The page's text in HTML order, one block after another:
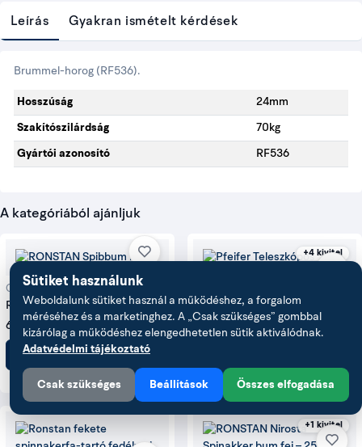
Leírás Gyakran ismételt kérdések
Brummel-horog (RF536).
Hosszúság 24mm
Szakítószilárdság 70kg
Gyártói azonosító RF536
A kategóriából ajánljuk
Cikkszám: 480701
RONSTAN Spibbum kocsi
68 336 Ft
Kosárba
+4 kivitel
Cikkszám: 551920
Pfeifer Teleszkópos spinakker
bum
Részletek
+1 kivitel
Sütiket használunk
Weboldalunk sütiket használ a működéshez, a forgalom
méréséhez és a marketinghez. A „Csak szükséges” gombbal
kizárólag a működéshez elengedhetetlen sütik aktiválódnak.
Adatvédelmi tájékoztató
Csak szükséges Beállítások Összes elfogadása